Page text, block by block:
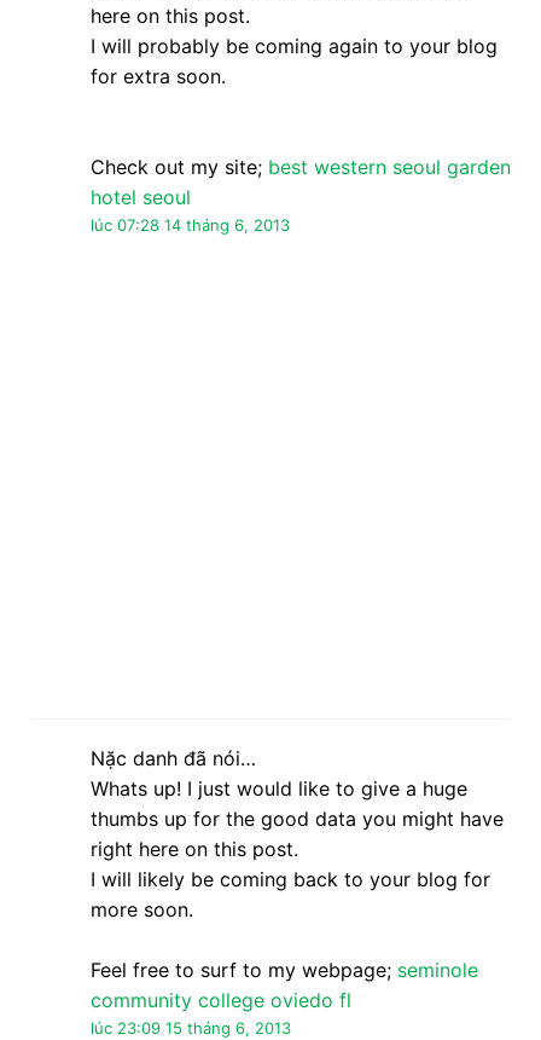
here on this post.
I will probably be coming again to your blog
for extra soon.
Check out my site; best western seoul garden
hotel seoul
lúc 07:28 14 tháng 6, 2013
Nặc danh đã nói…
Whats up! I just would like to give a huge
thumbs up for the good data you might have
right here on this post.
I will likely be coming back to your blog for
more soon.
Feel free to surf to my webpage; seminole
community college oviedo fl
lúc 23:09 15 tháng 6, 2013